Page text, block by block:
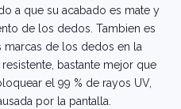
a que su acabado es mate y
de los dedos. Tambien es
marcas de los dedos en la
bastante mejor que
el 99 % de rayos UV,
por la pantalla.